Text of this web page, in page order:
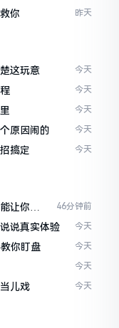
你 昨天
这玩意 今天
今天
今天
原因闹的 今天
搞定 今天
让你失
46分钟前
说真实体验 今天
你盯盘 今天
今天
儿戏 今天